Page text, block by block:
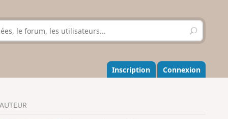
R
e
h
e
r
r
Inscription Connexion
AUTEUR